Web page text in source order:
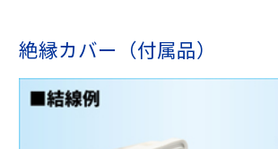
絶縁カバー（付属品）